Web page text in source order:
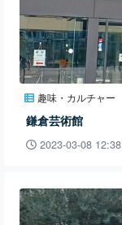
趣味・カルチャー
鎌倉芸術館
2023-03-08 12:38